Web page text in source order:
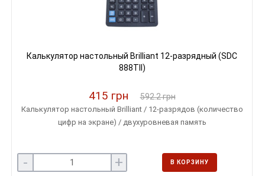
Калькулятор настольный Brilliant 12-разрядный (SDC
888TII)
415 грн 592.2 грн
Калькулятор настольный Brilliant / 12-разрядов (количество
цифр на экране) / двухуровневая память
- + В КОРЗИНУ